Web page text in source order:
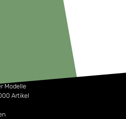
Modelle
Artikel